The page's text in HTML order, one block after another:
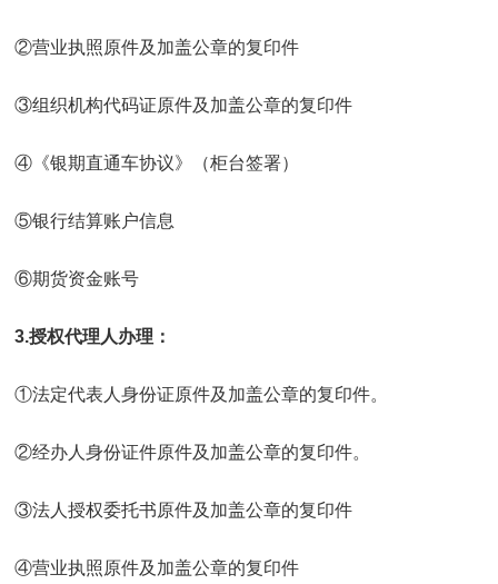
②营业执照原件及加盖公章的复印件
③组织机构代码证原件及加盖公章的复印件
④《银期直通车协议》（柜台签署）
⑤银行结算账户信息
⑥期货资金账号
3.授权代理人办理：
①法定代表人身份证原件及加盖公章的复印件。
②经办人身份证件原件及加盖公章的复印件。
③法人授权委托书原件及加盖公章的复印件
④营业执照原件及加盖公章的复印件